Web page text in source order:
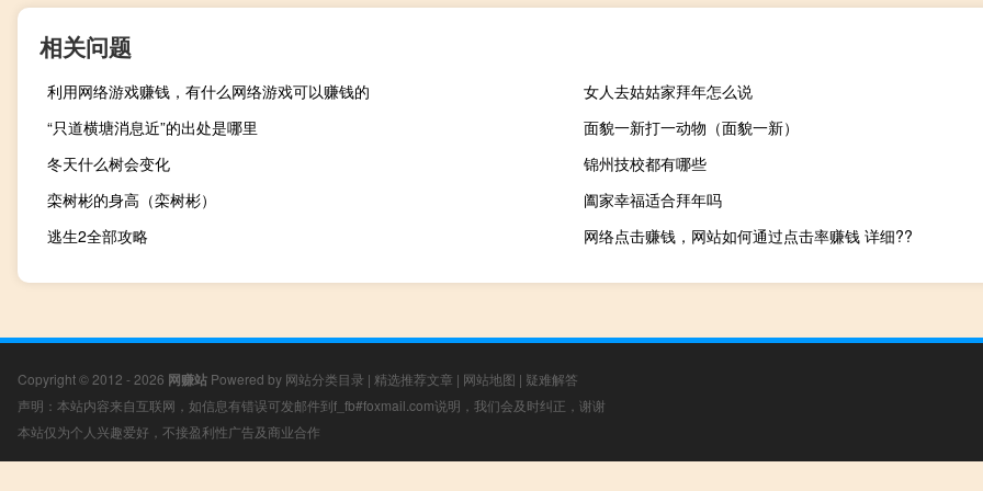
相关问题
利用网络游戏赚钱，有什么网络游戏可以赚钱的
女人去姑姑家拜年怎么说
“只道横塘消息近”的出处是哪里
面貌一新打一动物（面貌一新）
冬天什么树会变化
锦州技校都有哪些
栾树彬的身高（栾树彬）
阖家幸福适合拜年吗
逃生2全部攻略
网络点击赚钱，网站如何通过点击率赚钱 详细??
Copyright © 2012 - 2026 网赚站 Powered by 网站分类目录 | 精选推荐文章 | 网站地图 | 疑难解答
声明：本站内容来自互联网，如信息有错误可发邮件到f_fb#foxmail.com说明，我们会及时纠正，谢谢
本站仅为个人兴趣爱好，不接盈利性广告及商业合作